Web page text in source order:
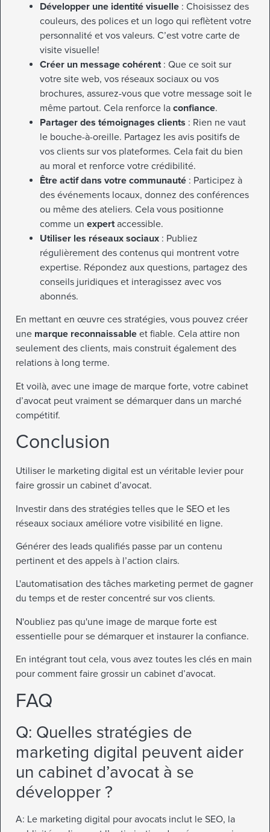
Développer une identité visuelle : Choisissez des
couleurs, des polices et un logo qui reflètent votre
personnalité et vos valeurs. C’est votre carte de
visite visuelle!
Créer un message cohérent: Que ce soit sur
votre site web, vos réseaux sociaux ou vos
brochures, assurez-vous que votre message soit le
même partout. Cela renforce la confiance.
Partager des témoignages clients : Rien ne vaut
le bouche-à-oreille. Partagez les avis positifs de
vos clients sur vos plateformes. Cela fait du bien
au moral et renforce votre crédibilité.
Être actif dans votre communauté : Participez à
des événements locaux, donnez des conférences
ou même des ateliers. Cela vous positionne
comme un expertaccessible.
Utiliser les réseaux sociaux : Publiez
régulièrement des contenus qui montrent votre
expertise. Répondez aux questions, partagez des
conseils juridiques et interagissez avec vos
abonnés.
En mettant en œuvre ces stratégies, vous pouvez créer
une marque reconnaissable et fiable. Cela attire non
seulement des clients, mais construit également des
relations à long terme.
Et voilà, avec une image de marque forte, votre cabinet
d’avocat peut vraiment se démarquer dans un marché
compétitif.
Conclusion
Utiliser le marketing digital est un véritable levier pour
faire grossir un cabinet d’avocat.
Investir dans des stratégies telles que le SEO et les
réseaux sociaux améliore votre visibilité en ligne.
Générer des leads qualifiés passe par un contenu
pertinent et des appels à l’action clairs.
L'automatisation des tâches marketing permet de gagner
du temps et de rester concentré sur vos clients.
N'oubliez pas qu'une image de marque forte est
essentielle pour se démarquer et instaurer la confiance.
En intégrant tout cela, vous avez toutes les clés en main
pour comment faire grossir un cabinet d’avocat.
FAQ
Q: Quelles stratégies de
marketing digital peuvent aider
un cabinet d’avocat à se
développer ?
A: Le marketing digital pour avocats inclut le SEO, la